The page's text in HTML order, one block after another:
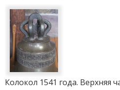
Колокол 1541 года. Верхняя